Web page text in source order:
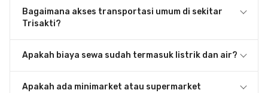
Bagaimana akses transportasi umum di sekitar
Trisakti?
Apakah biaya sewa sudah termasuk listrik dan air?
Apakah ada minimarket atau supermarket